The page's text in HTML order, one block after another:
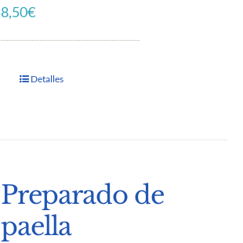
8,50€
Detalles
Preparado de
paella